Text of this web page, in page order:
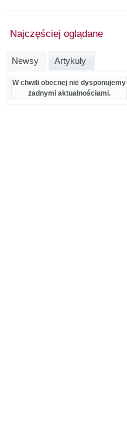
Najczęściej oglądane
Newsy Artykuły
W chwili obecnej nie dysponujemy
żadnymi aktualnościami.